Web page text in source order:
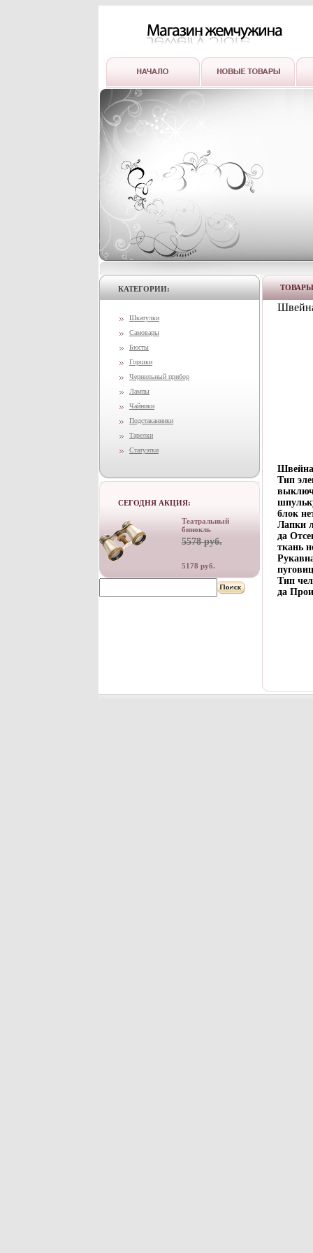
КАТЕГОРИИ:
Шкатулки
Самовары
Бюсты
Горшки
Чернильный прибор
Лампы
Чайники
Подстаканники
Тарелки
Статуэтки
СЕГОДНЯ АКЦИЯ:
Театральный
бинокль
5578 руб.
5178 руб.
ТОВАРЫ
Тип
блок
Лапки
да
ткань
Тип
да